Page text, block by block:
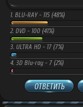
1. BLU-RAY - 115 (48%)
2. DVD - 100 (41%)
3. ULTRA HD - 17 (7%)
4. 3D Blu-ray - 7 (2%)
ОТВЕТИТЬ